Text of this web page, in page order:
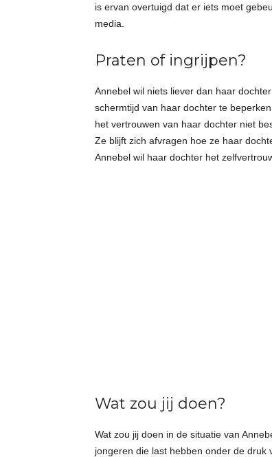
is ervan overtuigd dat er iets moet
media.
Praten of ingrijpen?
Annebel wil niets liever dan haar
schermtijd van haar dochter te
het vertrouwen van haar dochter niet
Ze blijft zich afvragen hoe ze haar
Annebel wil haar dochter het
Wat zou jij doen?
Wat zou jij doen in de situatie van
jongeren die last hebben onder de